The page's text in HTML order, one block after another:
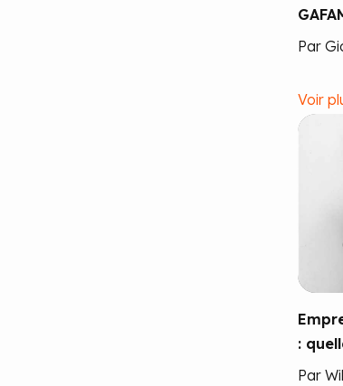
Par
Voir
:
Par